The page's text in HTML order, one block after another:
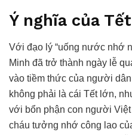
Ý nghĩa của
Với đạo lý “uống nước nhớ
Minh đã trở thành ngày lễ
vào tiềm thức của người
không phải là cái Tết lớn,
với bổn phận con người
cháu tưởng nhớ công lao